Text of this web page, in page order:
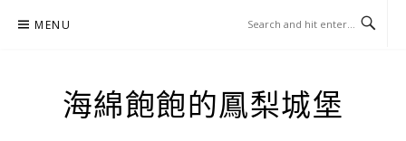
MENU
海綿飽飽的鳳梨城堡